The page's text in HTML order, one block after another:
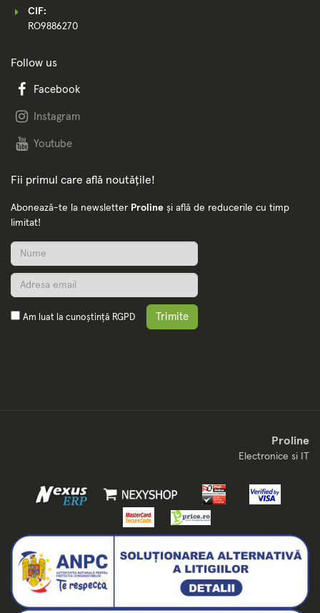
CIF:
RO9886270
Follow us
Facebook
Instagram
Youtube
Fii primul care află noutățile!
Abonează-te la newsletter Proline și află de reducerile cu timp
limitat!
Am luat la cunoștință RGPD Trimite
Proline
Electronice si IT